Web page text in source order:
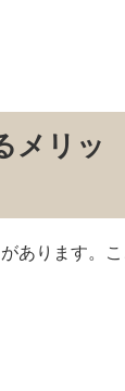
メリッ
あります。こ